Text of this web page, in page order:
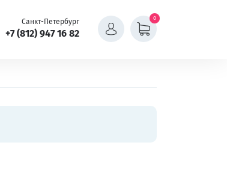
Санкт-Петербург
+7 (812) 947 16 82
0